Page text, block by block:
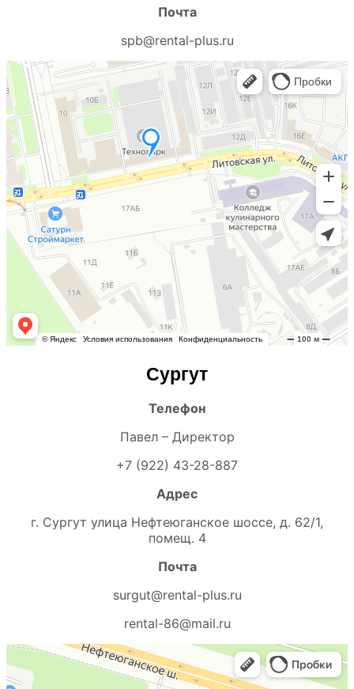
Почта
spb@rental-plus.ru
Сургут
Телефон
Павел – Директор
+7 (922) 43-28-887
Адрес
г. Сургут улица Нефтеюганское шоссе, д. 62/1,
помещ. 4
Почта
surgut@rental-plus.ru
rental-86@mail.ru